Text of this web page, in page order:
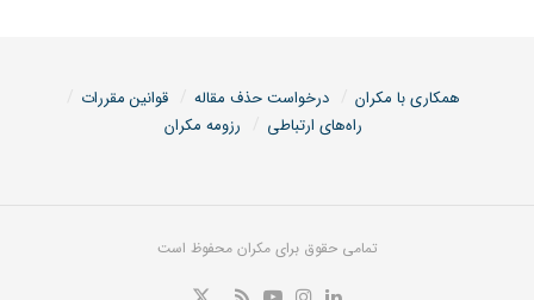
همکاری با مکران درخواست حذف مقاله
قوانین مقررات
راه‌های ارتباطی
رزومه مکران
تمامی حقوق برای مکران محفوظ است